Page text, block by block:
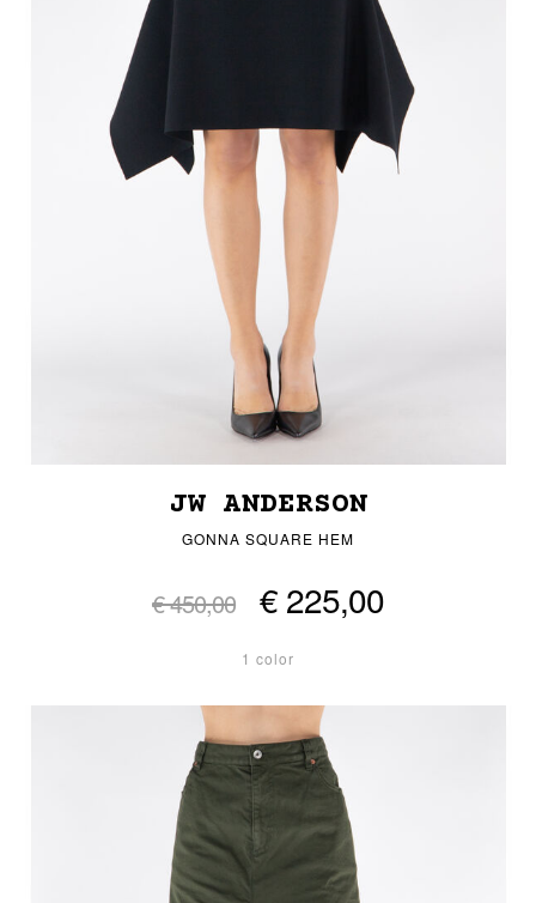
JW ANDERSON
GONNA SQUARE HEM
€ 450,00 € 225,00
1 color